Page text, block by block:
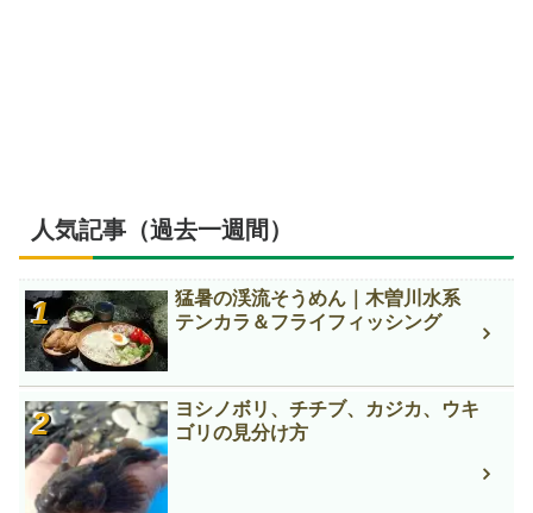
人気記事（過去一週間）
猛暑の渓流そうめん｜木曽川水系
テンカラ＆フライフィッシング
ヨシノボリ、チチブ、カジカ、ウキ
ゴリの見分け方